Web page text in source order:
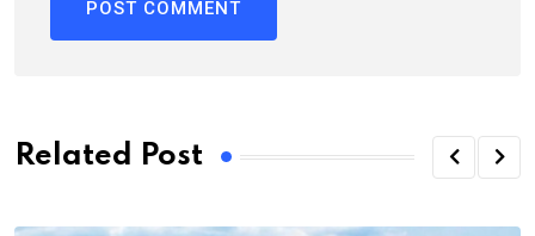
Related Post